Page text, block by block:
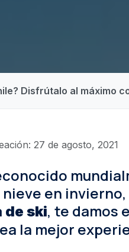
Disfrútalo al máximo
27 de agosto, 2021
en
de ski, te damos
la mejor